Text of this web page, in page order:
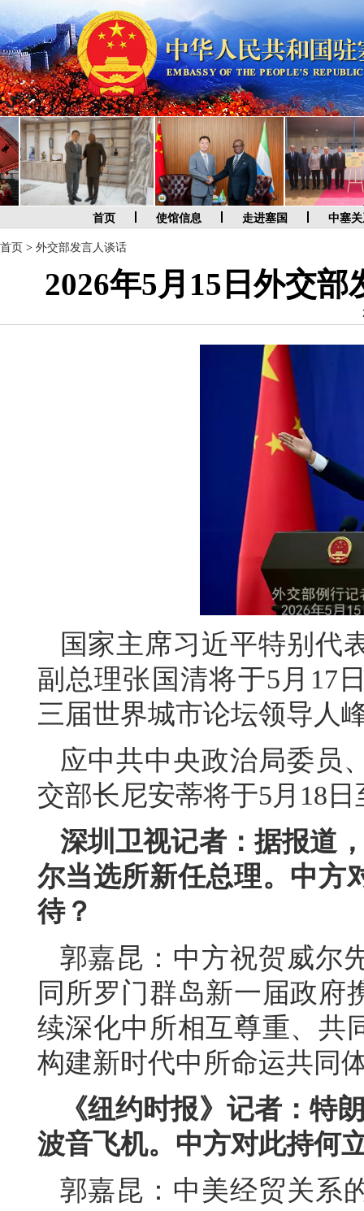
首页 使馆信息 走进塞国 中塞
首页 > 外交部发言人谈话
2026年5月15日外交
国家主席习近平特别代
副总理张国清将于5月17
三届世界城市论坛领导人
应中共中央政治局委员
交部长尼安蒂将于5月18
深圳卫视记者：据报道
尔当选所新任总理。中方
待？
郭嘉昆：中方祝贺威尔
同所罗门群岛新一届政府
续深化中所相互尊重、共
构建新时代中所命运共同
《纽约时报》记者：特
波音飞机。中方对此持何
郭嘉昆：中美经贸关系